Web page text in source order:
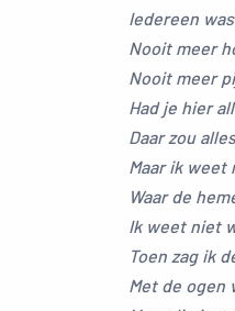
Iedereen
Nooit meer
Nooit meer
Had je hier
Daar zou
Maar ik weet
Waar de
Ik weet niet
Toen zag ik
Met de ogen